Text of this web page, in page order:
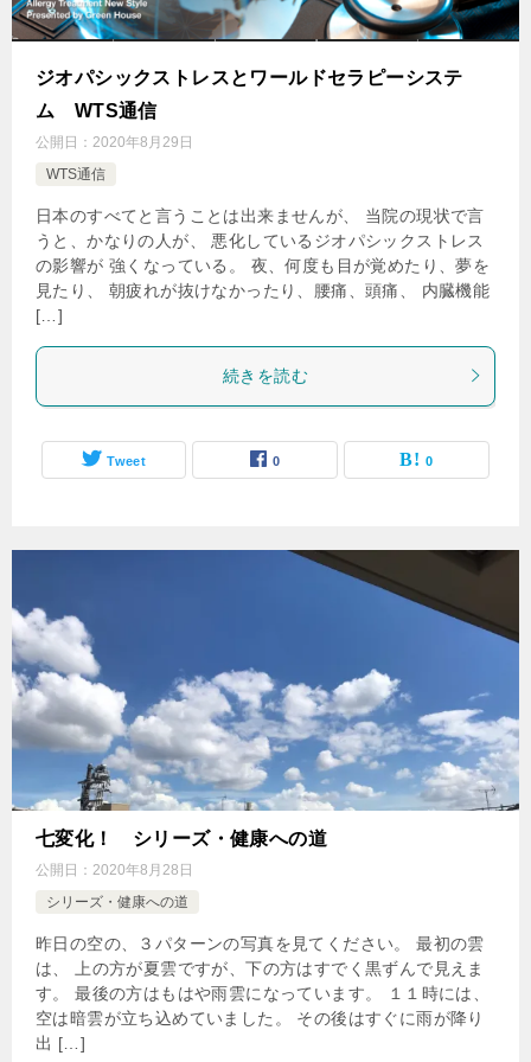
ジオパシックストレスとワールドセラピーシステ
ム WTS通信
公開日： 2020年8月29日
WTS通信
日本のすべてと言うことは出来ませんが、 当院の現状で言
うと、かなりの人が、 悪化しているジオパシックストレス
の影響が 強くなっている。 夜、何度も目が覚めたり、夢を
見たり、 朝疲れが抜けなかったり、腰痛、頭痛、 内臓機能
[…]
続きを読む
Tweet 0 0
七変化！ シリーズ・健康への道
公開日： 2020年8月28日
シリーズ・健康への道
昨日の空の、３パターンの写真を見てください。 最初の雲
は、 上の方が夏雲ですが、下の方はすでく黒ずんで見えま
す。 最後の方はもはや雨雲になっています。 １１時には、
空は暗雲が立ち込めていました。 その後はすぐに雨が降り
出 […]